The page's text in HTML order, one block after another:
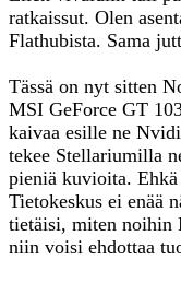
ratkaissut. Olen
Flathubista. Sama
Tässä on nyt sitten
MSI GeForce GT
kaivaa esille ne
tekee Stellariumilla
pieniä kuvioita.
Tietokeskus ei enää
tietäisi, miten noihin
niin voisi ehdottaa